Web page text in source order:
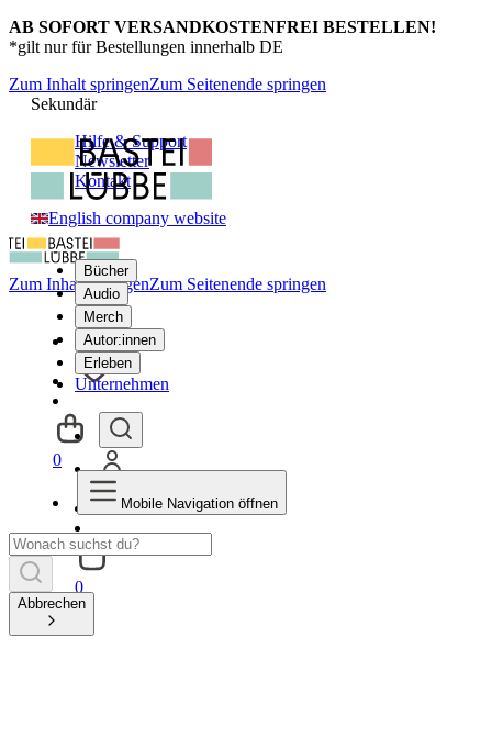
AB SOFORT VERSANDKOSTENFREI BESTELLEN!
*gilt nur für Bestellungen innerhalb DE
Zum Inhalt springenZum Seitenende springen
Sekundär
Hilfe & Support
Newsletter
Kontakt
English company website
Bücher
Audio
Merch
Autor:innen
Erleben
Unternehmen
0
Zum Inhalt springenZum Seitenende springen
0
Mobile Navigation öffnen
Abbrechen